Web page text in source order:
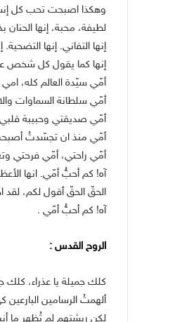
وهكذا اصبحت تحب كل
لطيفة، محبة، إنها الحنان
إنها التفاني. إنها التضحية.
إنها كما يقول كل شخص
أمّي سيّدة العالم كله،
أمّي سلطانة السماوات
أمّي صديقتي وحبيبة
أمّي منذ ان تجسّدتُ أصبحت
أمّي راحتي، أمّي فرحتي
آه! كم أحبُّ أمّي. انها
الحقّ الحقّ أقول لكم،
آه! كم أحبُّ أمّي .
الروح القدس :
كلك جميلة يا عذراء، كلك
ألهمتُ الرسامين
لكن ريشتهم لم تُظهر ما